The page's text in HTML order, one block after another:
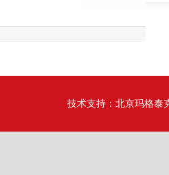
技术支持： 北京玛格泰